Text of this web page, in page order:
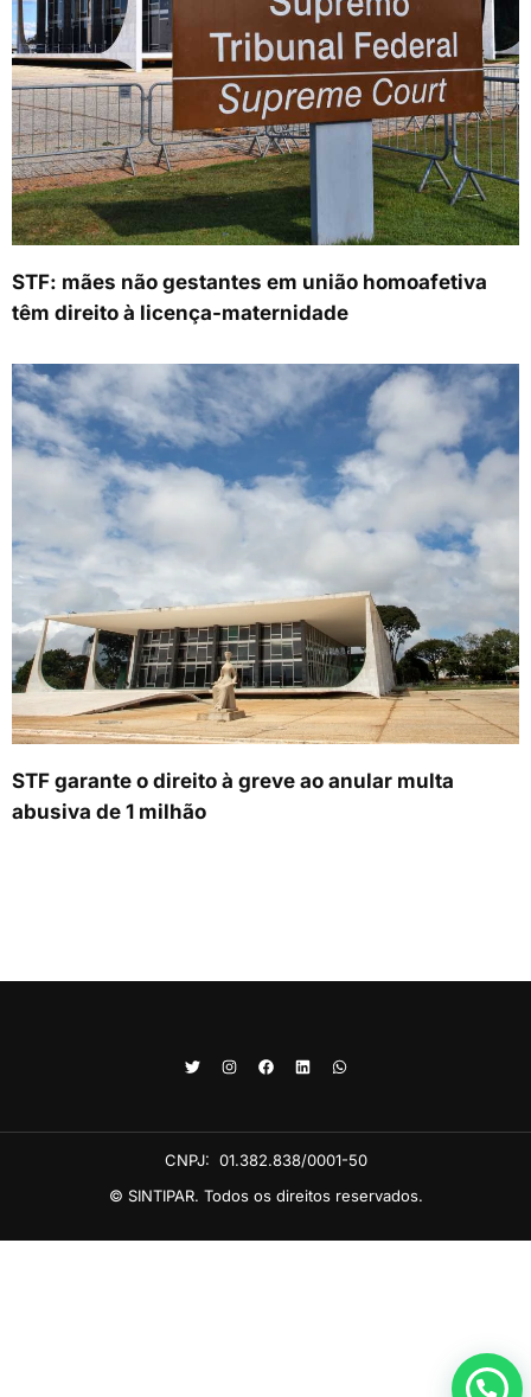
STF: mães não gestantes em união homoafetiva
têm direito à licença-maternidade
STF garante o direito à greve ao anular multa
abusiva de 1 milhão
CNPJ: 01.382.838/0001-50
© SINTIPAR. Todos os direitos reservados.